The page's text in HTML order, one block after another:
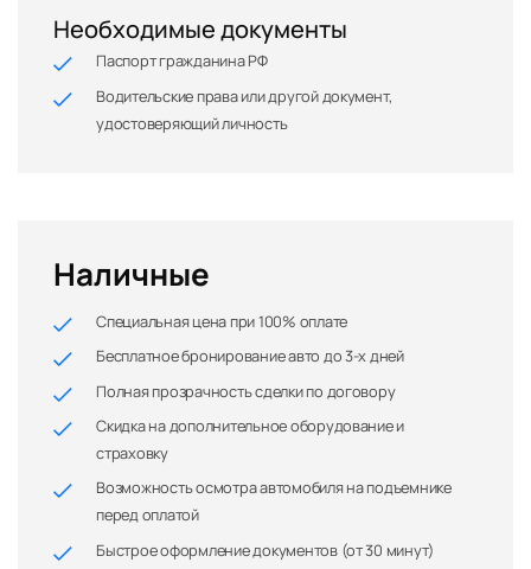
Необходимые документы
Паспорт гражданина РФ
Водительские права или другой документ,
удостоверяющий личность
Наличные
Специальная цена при 100% оплате
Бесплатное бронирование авто до 3-х дней
Полная прозрачность сделки по договору
Скидка на дополнительное оборудование и
страховку
Возможность осмотра автомобиля на подъемнике
перед оплатой
Быстрое оформление документов (от 30 минут)